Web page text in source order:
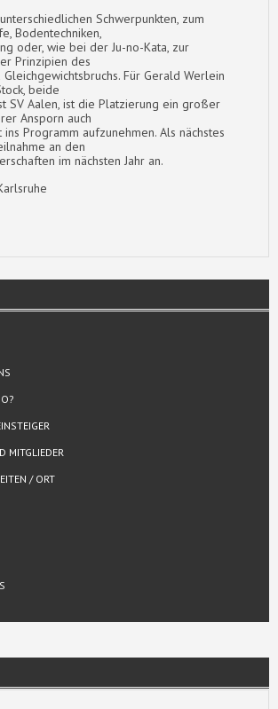
Schwerpunkten, zum
Bodentechniken,
oder, wie bei der Ju-no-Kata, zur
Prinzipien des
Für Gerald Werlein
beide
SV Aalen, ist die Platzierung ein großer
Ansporn auch
Programm aufzunehmen. Als nächstes
an den
im nächsten Jahr an.
MITGLIEDER
/ ORT